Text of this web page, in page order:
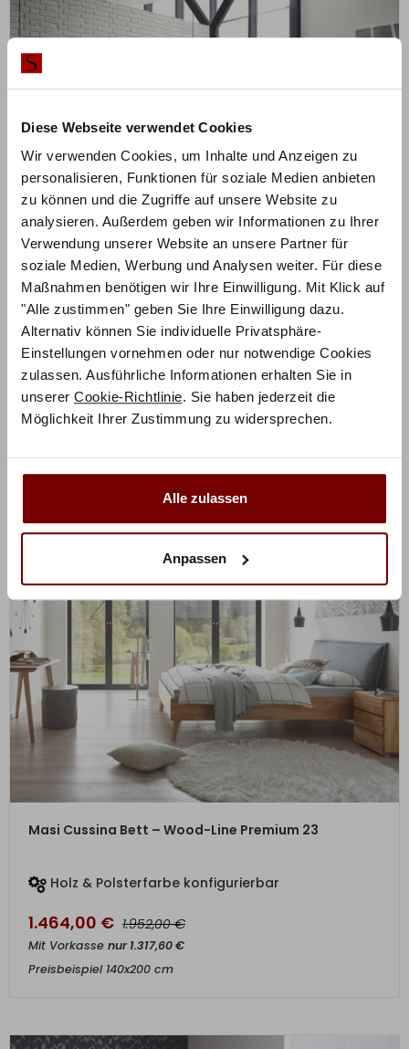
Diese Webseite verwendet Cookies
Wir verwenden Cookies, um Inhalte und Anzeigen zu
personalisieren, Funktionen für soziale Medien anbieten
zu können und die Zugriffe auf unsere Website zu
analysieren. Außerdem geben wir Informationen zu Ihrer
Verwendung unserer Website an unsere Partner für
soziale Medien, Werbung und Analysen weiter. Für diese
Maßnahmen benötigen wir Ihre Einwilligung. Mit Klick auf
"Alle zustimmen" geben Sie Ihre Einwilligung dazu.
Alternativ können Sie individuelle Privatsphäre-
Einstellungen vornehmen oder nur notwendige Cookies
zulassen. Ausführliche Informationen erhalten Sie in
unserer Cookie-Richtlinie. Sie haben jederzeit die
Möglichkeit Ihrer Zustimmung zu widersprechen.
Alle zulassen
Anpassen
ZUM PRODUKT
Stabil Inca Bett – Oak-Wild Vintage Bloc 16
2.089,50€ 2.786,00€
Mit Vorkassenur 1.880,55€
ZUM PRODUKT
Masi Cussina Bett – Wood-Line Premium 23
Holz & Polsterfarbe konfigurierbar
1.464,00 € 1.952,00€
Mit Vorkasse nur1.317,60€
Preisbeispiel 140x200 cm